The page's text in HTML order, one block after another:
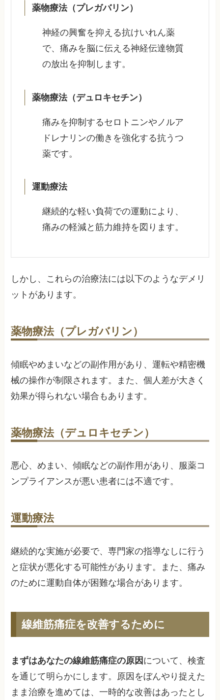
薬物療法（プレガバリン）
神経の興奮を抑える抗けいれん薬
で、痛みを脳に伝える神経伝達物質
の放出を抑制します。
薬物療法（デュロキセチン）
痛みを抑制するセロトニンやノルア
ドレナリンの働きを強化する抗うつ
薬です。
運動療法
継続的な軽い負荷での運動により、
痛みの軽減と筋力維持を図ります。
しかし、これらの治療法には以下のようなデメリ
ットがあります。
薬物療法（プレガバリン）
傾眠やめまいなどの副作用があり、運転や精密機
械の操作が制限されます。また、個人差が大きく
効果が得られない場合もあります。
薬物療法（デュロキセチン）
悪心、めまい、傾眠などの副作用があり、服薬コ
ンプライアンスが悪い患者には不適です。
運動療法
継続的な実施が必要で、専門家の指導なしに行う
と症状が悪化する可能性があります。また、痛み
のために運動自体が困難な場合があります。
線維筋痛症を改善するために
まずはあなたの線維筋痛症の原因 について、検査
を通じて明らかにします。原因をぼんやり捉えた
まま治療を進めては、一時的な改善はあったとし